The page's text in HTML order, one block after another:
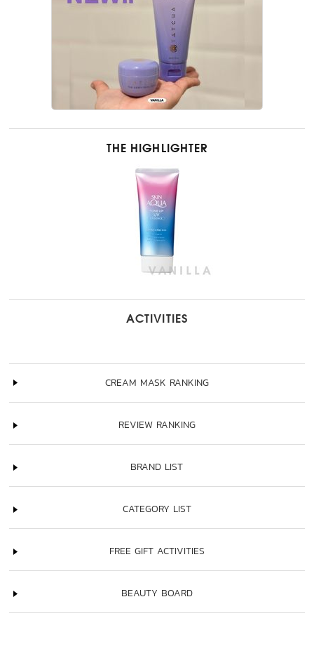
THE HIGHLIGHTER
ACTIVITIES
CREAM MASK RANKING
REVIEW RANKING
BRAND LIST
CATEGORY LIST
FREE GIFT ACTIVITIES
BEAUTY BOARD